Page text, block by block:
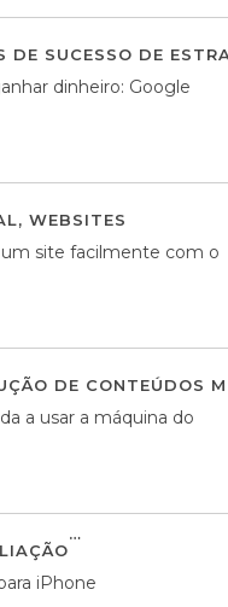
DE SUCESSO DE
dinheiro: Google
, WEBSITES
site facilmente com o
DE CONTEÚDOS
a usar a máquina do
iPhone